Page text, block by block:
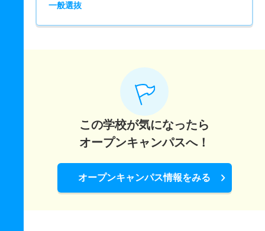
一般選抜
この学校が気になったら
オープンキャンパスへ！
オープンキャンパス情報をみる